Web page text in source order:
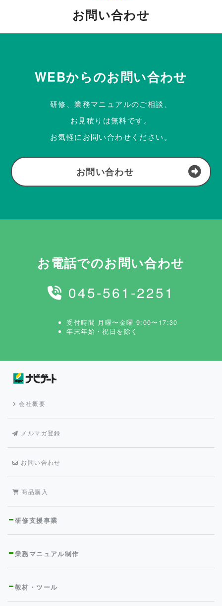
お問い合わせ
WEBからのお問い合わせ
研修、業務マニュアルのご相談、
お見積りは無料です。
お気軽にお問い合わせください。
お問い合わせ
お電話でのお問い合わせ
045-561-2251
受付時間 月曜〜金曜 9:00〜17:30
年末年始・祝日を除く
会社概要
メルマガ登録
お問い合わせ
商品購入
研修支援事業
業務マニュアル制作
教材・ツール